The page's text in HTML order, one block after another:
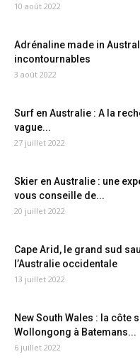
10 août 2022
Adrénaline made in
incontournables
3 août 2022
Surf en Australie : A la
vague...
27 juillet 2022
Skier en Australie : une
vous conseille de...
20 juillet 2022
Cape Arid, le grand sud
l’Australie occidentale
13 juillet 2022
New South Wales : la côte
Wollongong à Batemans...
6 juillet 2022